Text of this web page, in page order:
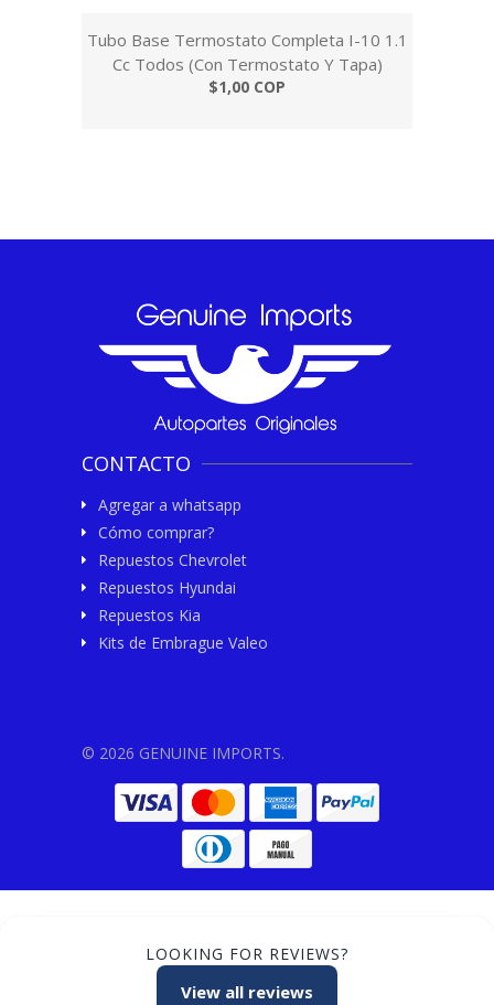
Tubo Base Termostato Completa I-10 1.1
Cc Todos (Con Termostato Y Tapa)
$1,00 COP
CONTACTO
Agregar a whatsapp
Cómo comprar?
Repuestos Chevrolet
Repuestos Hyundai
Repuestos Kia
Kits de Embrague Valeo
© 2026 GENUINE IMPORTS.
LOOKING FOR REVIEWS?
View all reviews